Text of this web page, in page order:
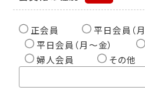
正会員
平日会員（
平日会員（月〜金）
婦人会員
その他